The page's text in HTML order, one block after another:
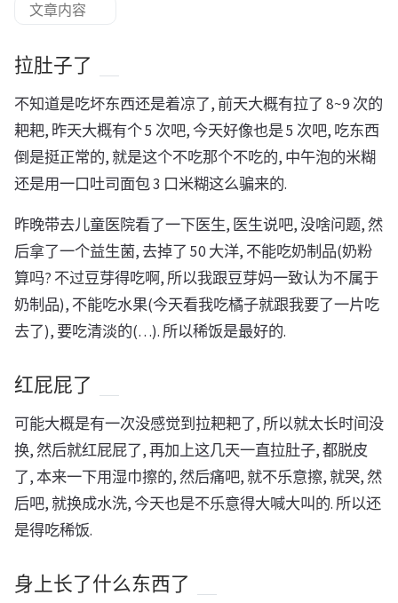
文章内容
拉肚子了
不知道是吃坏东西还是着凉了, 前天大概有拉了 8~9 次的
耙耙, 昨天大概有个 5 次吧, 今天好像也是 5 次吧, 吃东西
倒是挺正常的, 就是这个不吃那个不吃的, 中午泡的米糊
还是用一口吐司面包 3 口米糊这么骗来的.
昨晚带去儿童医院看了一下医生, 医生说吧, 没啥问题, 然
后拿了一个益生菌, 去掉了 50 大洋, 不能吃奶制品(奶粉
算吗? 不过豆芽得吃啊, 所以我跟豆芽妈一致认为不属于
奶制品), 不能吃水果(今天看我吃橘子就跟我要了一片吃
去了), 要吃清淡的(…). 所以稀饭是最好的.
红屁屁了
可能大概是有一次没感觉到拉耙耙了, 所以就太长时间没
换, 然后就红屁屁了, 再加上这几天一直拉肚子, 都脱皮
了, 本来一下用湿巾擦的, 然后痛吧, 就不乐意擦, 就哭, 然
后吧, 就换成水洗, 今天也是不乐意得大喊大叫的. 所以还
是得吃稀饭.
身上长了什么东西了